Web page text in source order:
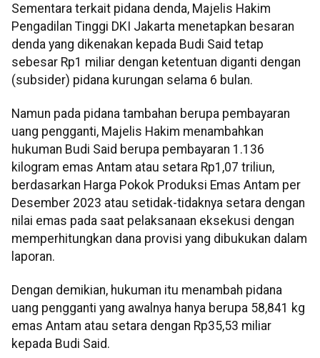
Sementara terkait pidana denda, Majelis Hakim
Pengadilan Tinggi DKI Jakarta menetapkan besaran
denda yang dikenakan kepada Budi Said tetap
sebesar Rp1 miliar dengan ketentuan diganti dengan
(subsider) pidana kurungan selama 6 bulan.
Namun pada pidana tambahan berupa pembayaran
uang pengganti, Majelis Hakim menambahkan
hukuman Budi Said berupa pembayaran 1.136
kilogram emas Antam atau setara Rp1,07 triliun,
berdasarkan Harga Pokok Produksi Emas Antam per
Desember 2023 atau setidak-tidaknya setara dengan
nilai emas pada saat pelaksanaan eksekusi dengan
memperhitungkan dana provisi yang dibukukan dalam
laporan.
Dengan demikian, hukuman itu menambah pidana
uang pengganti yang awalnya hanya berupa 58,841 kg
emas Antam atau setara dengan Rp35,53 miliar
kepada Budi Said.